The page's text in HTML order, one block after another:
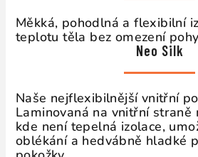
Měkká, pohodlná a flexibilní
teplotu těla bez omezení
Neo Silk
Naše nejflexibilnější vnitřní
Laminovaná na vnitřní straně
kde není tepelná izolace,
oblékání a hedvábně hladké